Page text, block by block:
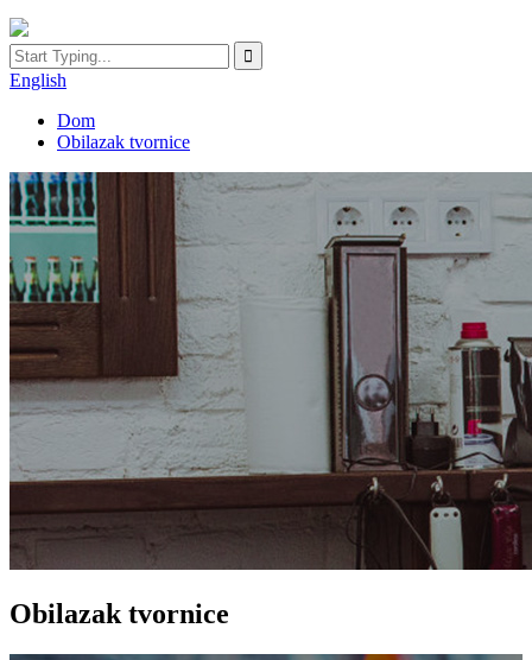
English
Dom
Obilazak tvornice
Obilazak tvornice